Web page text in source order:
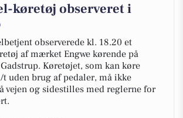
køretøj observeret i
observerede kl. 18.20 et
af mærket Engwe kørende på
Køretøjet, som kan køre
uden brug af pedaler, må ikke
vejen og sidestilles med reglerne for